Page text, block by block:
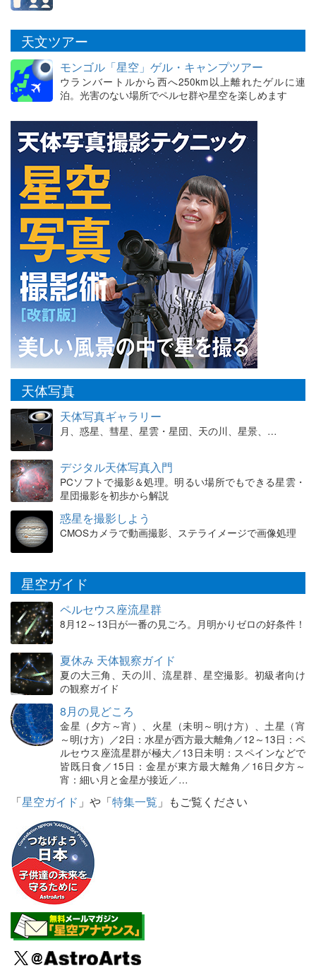
天文ツアー
モンゴル「星空」ゲル・キャンプツアー
ウランバートルから西へ250km以上離れたゲルに連
泊。光害のない場所でペルセ群や星空を楽しめます
天体写真
天体写真ギャラリー
月、惑星、彗星、星雲・星団、天の川、星景、…
デジタル天体写真入門
PCソフトで撮影＆処理。明るい場所でもできる星雲・
星団撮影を初歩から解説
惑星を撮影しよう
CMOSカメラで動画撮影、ステライメージで画像処理
星空ガイド
ペルセウス座流星群
8月12～13日が一番の見ごろ。月明かりゼロの好条件！
夏休み 天体観察ガイド
夏の大三角、天の川、流星群、星空撮影。初級者向け
の観察ガイド
8月の見どころ
金星（夕方～宵）、火星（未明～明け方）、土星（宵
～明け方）／2日：水星が西方最大離角／12～13日：ペ
ルセウス座流星群が極大／13日未明：スペインなどで
皆既日食／15日：金星が東方最大離角／16日夕方～
宵：細い月と金星が接近／…
「星空ガイド 」や「特集一覧 」もご覧ください